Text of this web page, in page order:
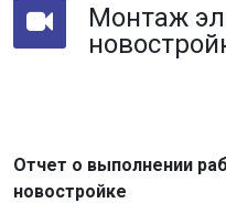
Монтаж
Отчет о выполнении
новостройке